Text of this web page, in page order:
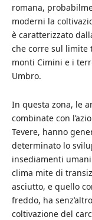
romana,
moderni la
è caratterizzato
che corre sul limite
monti Cimini e i
Umbro.
In questa zona, le
combinate con
Tevere, hanno
determinato lo
insediamenti
clima mite di
asciutto, e quello
freddo, ha
coltivazione del